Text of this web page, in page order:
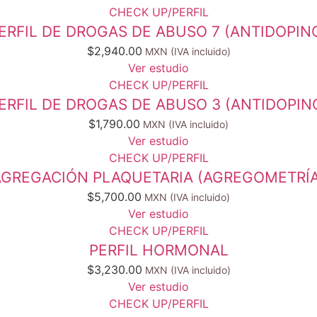
CHECK UP/PERFIL
DE DROGAS DE ABUSO 7
$2,940.00
Ver estudio
CHECK UP/PERFIL
DE DROGAS DE ABUSO 3
$1,790.00
Ver estudio
CHECK UP/PERFIL
PLAQUETARIA
$5,700.00
Ver estudio
CHECK UP/PERFIL
PERFIL HORMONAL
$3,230.00
Ver estudio
CHECK UP/PERFIL